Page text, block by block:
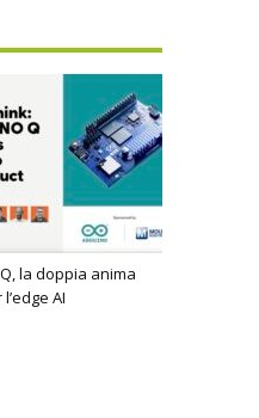
la doppia anima
AI